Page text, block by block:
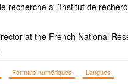
recherche à l’Institut de
at the French National
Formats numériques Langues